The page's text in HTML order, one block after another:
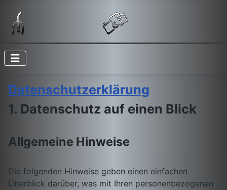
Datenschutzerklärung
1. Datenschutz auf einen Blick
Allgemeine Hinweise
Die folgenden Hinweise geben einen einfachen
Überblick darüber, was mit Ihren personenbezogenen